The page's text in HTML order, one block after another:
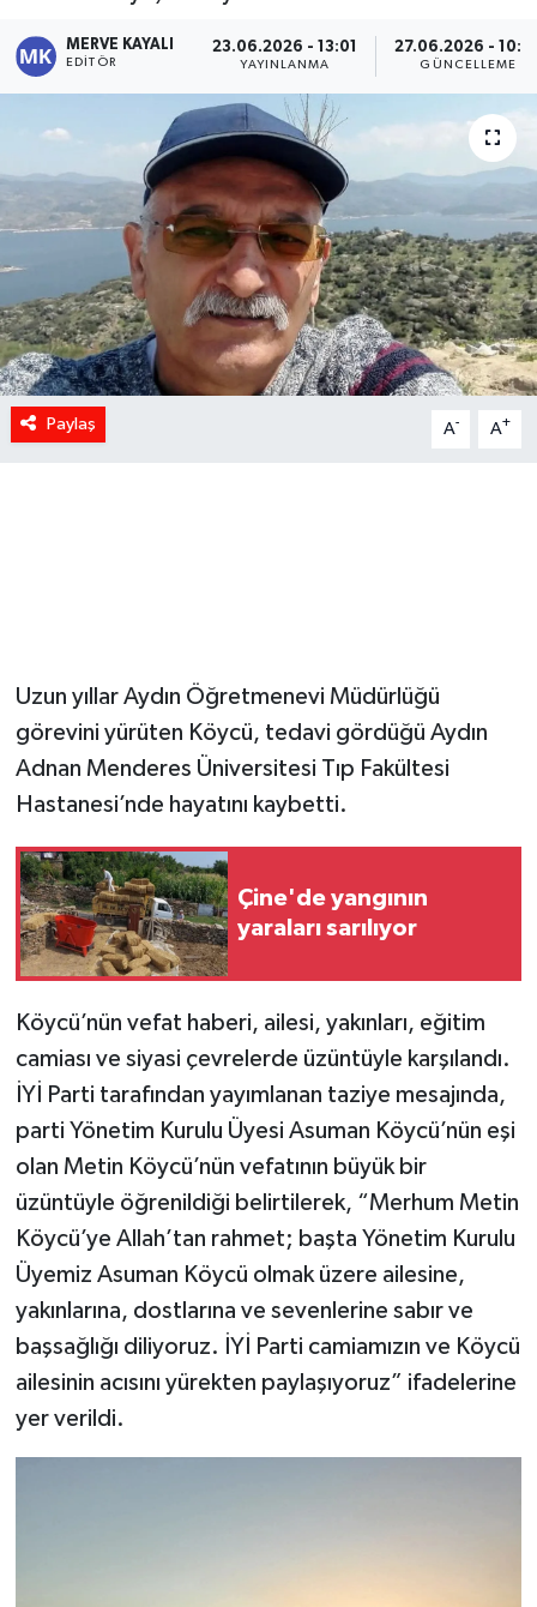
MERVE KAYALI
EDITÖR
23.06.2026 - 13:01
YAYINLANMA
27.06.2026 -
GÜNCELLEME
Paylaş A- A+
Uzun yıllar Aydın Öğretmenevi Müdürlüğü
görevini yürüten Köycü, tedavi gördüğü Aydın
Adnan Menderes Üniversitesi Tıp Fakültesi
Hastanesi’nde hayatını kaybetti.
Çine'de yangının
yaraları sarılıyor
Köycü’nün vefat haberi, ailesi, yakınları, eğitim
camiası ve siyasi çevrelerde üzüntüyle karşılandı.
İYİ Parti tarafından yayımlanan taziye mesajında,
parti Yönetim Kurulu Üyesi Asuman Köycü’nün eşi
olan Metin Köycü’nün vefatının büyük bir
üzüntüyle öğrenildiği belirtilerek, “Merhum Metin
Köycü’ye Allah’tan rahmet; başta Yönetim Kurulu
Üyemiz Asuman Köycü olmak üzere ailesine,
yakınlarına, dostlarına ve sevenlerine sabır ve
başsağlığı diliyoruz. İYİ Parti camiamızın ve Köycü
ailesinin acısını yürekten paylaşıyoruz” ifadelerine
yer verildi.